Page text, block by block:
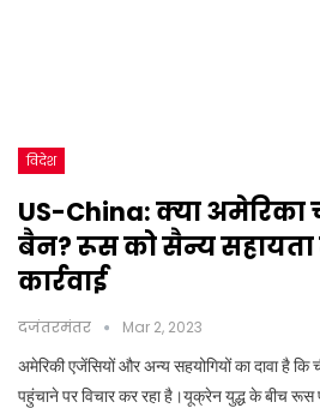
विदेश
US-China: क्या अमेरिका
बैन? रूस को सैन्य सहायता
कार्रवाई
दजंतरमंतर Mar 2, 2023
अमेरिकी एजेंसियों और अन्य सहयोगियों का दावा है
पहुंचाने पर विचार कर रहा है।यूक्रेन युद्ध के बीच रूस